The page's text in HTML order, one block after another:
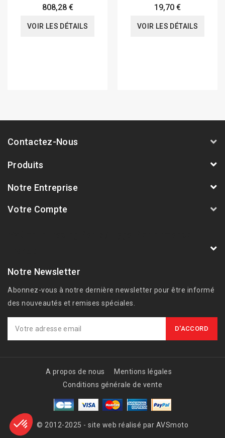
808,28 €
VOIR LES DÉTAILS
19,70 €
VOIR LES DÉTAILS
Contactez-Nous
Produits
Notre Entreprise
Votre Compte
Notre Newsletter
Abonnez-vous à notre dernière newsletter pour être informé
des nouveautés et remises spéciales.
A propos de nous
Mentions légales
Conditions générale de vente
© 2012-2025 - site web réalisé par AVSmoto